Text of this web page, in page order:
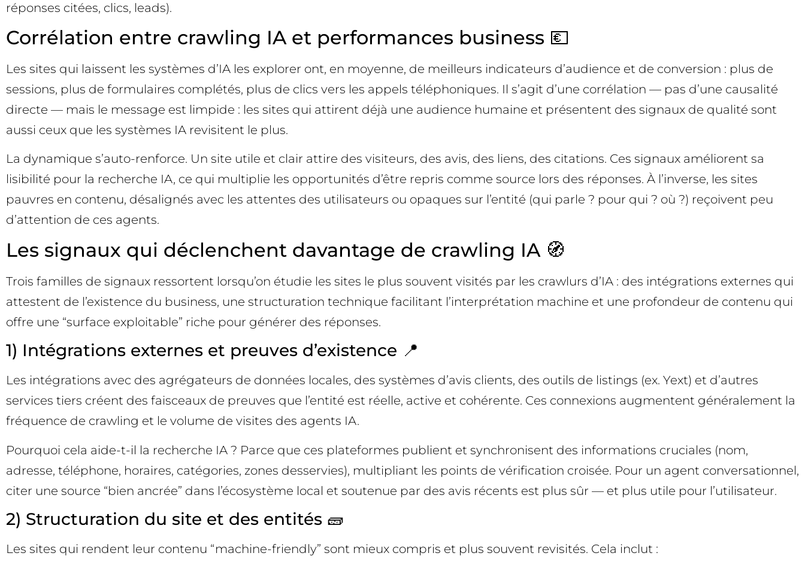
réponses citées, clics, leads).
Corrélation entre crawling IA et performances business 💶
Les sites qui laissent les systèmes d’IA les explorer ont, en moyenne, de meilleurs indicateurs d’audience et de conversion : plus de
sessions, plus de formulaires complétés, plus de clics vers les appels téléphoniques. Il s’agit d’une corrélation — pas d’une causalité
directe — mais le message est limpide : les sites qui attirent déjà une audience humaine et présentent des signaux de qualité sont
aussi ceux que les systèmes IA revisitent le plus.
La dynamique s’auto-renforce. Un site utile et clair attire des visiteurs, des avis, des liens, des citations. Ces signaux améliorent sa
lisibilité pour la recherche IA, ce qui multiplie les opportunités d’être repris comme source lors des réponses. À l’inverse, les sites
pauvres en contenu, désalignés avec les attentes des utilisateurs ou opaques sur l’entité (qui parle ? pour qui ? où ?) reçoivent peu
d’attention de ces agents.
Les signaux qui déclenchent davantage de crawling IA 🧭
Trois familles de signaux ressortent lorsqu’on étudie les sites le plus souvent visités par les crawlurs d’IA : des intégrations externes qui
attestent de l’existence du business, une structuration technique facilitant l’interprétation machine et une profondeur de contenu qui
offre une “surface exploitable” riche pour générer des réponses.
1) Intégrations externes et preuves d’existence 📍
Les intégrations avec des agrégateurs de données locales, des systèmes d’avis clients, des outils de listings (ex. Yext) et d’autres
services tiers créent des faisceaux de preuves que l’entité est réelle, active et cohérente. Ces connexions augmentent généralement la
fréquence de crawling et le volume de visites des agents IA.
Pourquoi cela aide-t-il la recherche IA ? Parce que ces plateformes publient et synchronisent des informations cruciales (nom,
adresse, téléphone, horaires, catégories, zones desservies), multipliant les points de vérification croisée. Pour un agent conversationnel,
citer une source “bien ancrée” dans l’écosystème local et soutenue par des avis récents est plus sûr — et plus utile pour l’utilisateur.
2) Structuration du site et des entités 🧱
Les sites qui rendent leur contenu “machine-friendly” sont mieux compris et plus souvent revisités. Cela inclut :